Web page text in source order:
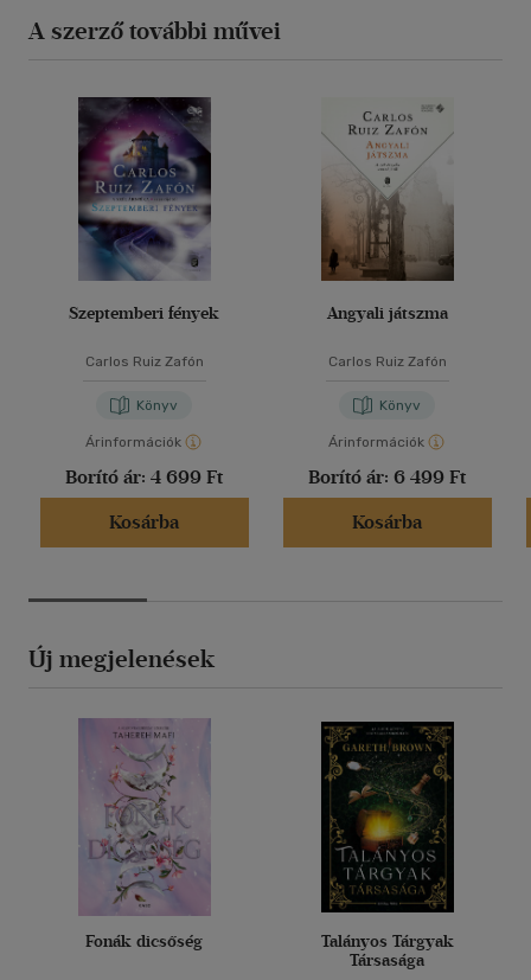
A szerző további művei
Szeptemberi fények
Carlos Ruiz Zafón
Könyv
Árinformációk
Borító ár: 4 699 Ft
Kosárba
Angyali játszma
Carlos Ruiz Zafón
Könyv
Árinformációk
Borító ár: 6 499 Ft
Kosárba
Új megjelenések
Fonák dicsőség
Talányos Tárgyak
Társasága